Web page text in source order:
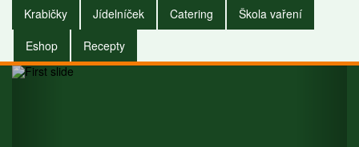
Krabičky Jídelníček Catering
Škola vaření
Eshop
Recepty
domu.